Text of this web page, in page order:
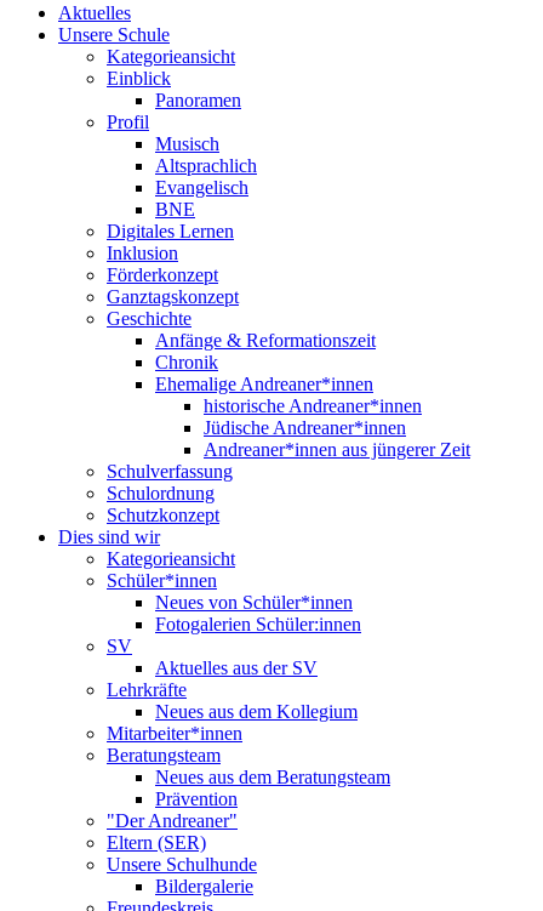
Aktuelles
Unsere Schule
Kategorieansicht
Einblick
Panoramen
Profil
Musisch
Altsprachlich
Evangelisch
BNE
Digitales Lernen
Inklusion
Förderkonzept
Ganztagskonzept
Geschichte
Anfänge & Reformationszeit
Chronik
Ehemalige Andreaner*innen
historische Andreaner*innen
Jüdische Andreaner*innen
Andreaner*innen aus jüngerer Zeit
Schulverfassung
Schulordnung
Schutzkonzept
Dies sind wir
Kategorieansicht
Schüler*innen
Neues von Schüler*innen
Fotogalerien Schüler:innen
SV
Aktuelles aus der SV
Lehrkräfte
Neues aus dem Kollegium
Mitarbeiter*innen
Beratungsteam
Neues aus dem Beratungsteam
Prävention
"Der Andreaner"
Eltern (SER)
Unsere Schulhunde
Bildergalerie